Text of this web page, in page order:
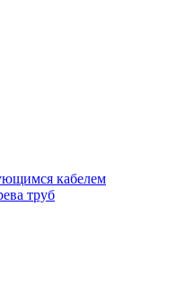
кабелем
труб